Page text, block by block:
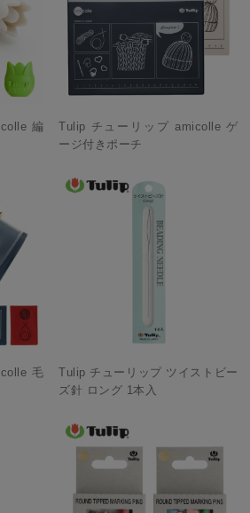
編
Tulip チューリップ amicolle ゲ
ージ付きポーチ
毛
Tulip チューリップ ツイストビー
ズ針 ロング 1本入